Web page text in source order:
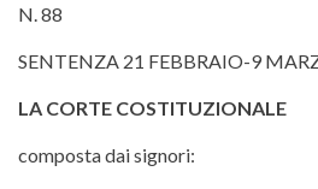
N. 88
SENTENZA 21 FEBBRAIO-9
LA CORTE COSTITUZIONALE
composta dai signori: